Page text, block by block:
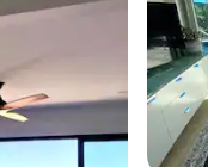
: 4,91 sur 5